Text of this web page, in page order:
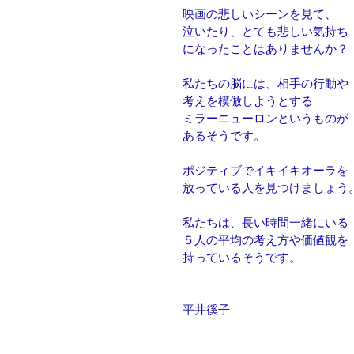
映画の悲しいシーンを見て、
泣いたり、とても悲しい気持ち
になったことはありませんか？
私たちの脳には、相手の行動や
考えを模倣しようとする
ミラーニューロンというものが
あるそうです。
ポジティブでイキイキオーラを
放っている人を見つけましょう
私たちは、長い時間一緒にいる
５人の平均の考え方や価値観を
持っているそうです。
平井徯子